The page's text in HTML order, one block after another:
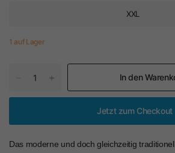
XXL
1 auf Lager
In den
Jetzt zum Checkout
Das moderne und doch gleichzeitig